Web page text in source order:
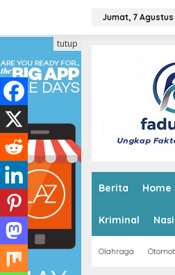
i
k
e
k
n
n
Jumat, 7 Agustus
Berita Home
Kriminal
Olahraga
tutup